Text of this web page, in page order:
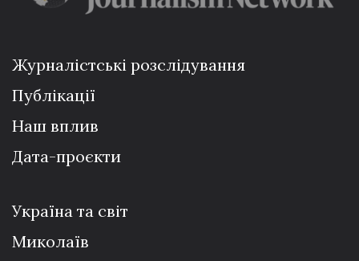
Журналістські розслідування
Публікації
Наш вплив
Дата-проєкти
Україна та світ
Миколаїв